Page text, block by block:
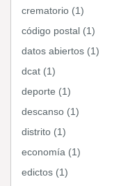
crematorio (1)
código postal (1)
datos abiertos (1)
dcat (1)
deporte (1)
descanso (1)
distrito (1)
economía (1)
edictos (1)